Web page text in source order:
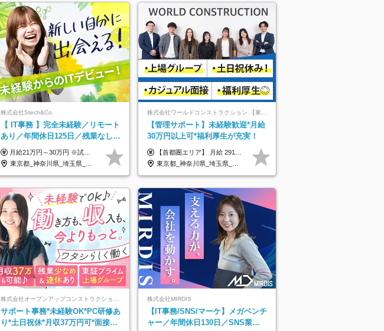
株式会社Stech&Co.
【 IT事務 】完全未経験／リモート
あり／年間休日125日／残業なし／
産休育休あり／服装・髪型自由／
毎年昇給
月給21万円～30万円 ※試用期間3ヶ月間の待遇に変動はありません。 ※みなし残業代(月20時間分29,725円～)を含む。（※超過分は追加支給）
東京都_神奈川県_埼玉県_千葉県_大阪府_愛知県_北海道_青森県_岩手県_宮城県_秋田県_山形県_福島県_茨城県_栃木県_群馬県_新潟県_山梨県_長野県_富山県_石川県_福井県_静岡県_岐阜県_三重県_兵庫県_京都府_滋賀県_奈良県_和歌山県_広島県_岡山県_鳥取県_島根県_山口県_徳島県_香川県_愛媛県_高知県_福岡県_熊本県_佐賀県_長崎県_大分県_宮崎県_鹿児島県_沖縄県
株式会社ワールドコンストラクション 【東証一部】 (ワールドホールディングス・グループ)
【管理サポート】未経験歓迎*月給
30万円以上可*福利厚生が充実！
【首都圏エリア】 月給 291,800円以上 ＋ 各種手当 【北関東エリア】 月給 264,260円以上 ＋ 各種手当 【関西・四国エリア】 月給 278,040円以上 ＋ 各種手当 【中部エリア】 月給 278,040円以上 ＋ 各種手当 【北海道・東北エリア】 月給 247,000円以上 ＋ 各種手当 【九州エリア】 月給 235,540円以上 ＋ 各種手当 【中国エリア】 月給 250,460 円以上 ＋ 各種手当 ※全て年齢・経験・能力などを考慮します。 ※試用期間3ヶ月あり。その間の待遇に変動はありません。 ※固定残業代（20時間分）を含む 首都圏／37,800円以上 北関東／34,260円以上 関西・四国／36,040円以上 中部／36,040円以上 北海道・東北／32,000円以上 九州／30,540円以上 中国／32,460円以上 ※超過分は全額支給 初年度の年収 400万円～900万円
東京都_神奈川県_埼玉県_千葉県_大阪府_愛知県_北海道_青森県_岩手県_宮城県_秋田県_山形県_福島県_茨城県_栃木県_群馬県_新潟県_山梨県_長野県_富山県_石川県_福井県_静岡県_岐阜県_三重県_兵庫県_京都府_滋賀県_奈良県_和歌山県_広島県_岡山県_鳥取県_島根県_山口県_徳島県_香川県_愛媛県_高知県_福岡県_熊本県_佐賀県_長崎県_大分県_宮崎県_鹿児島県_沖縄県
サポート事務*未経験OK*PC研修あ
り*土日祝休*月収37万円可*面接1
株式会社MIRDIS
【IT事務/SNS/マーケ】メガベンチ
ャー／年間休日130日／SNS業務